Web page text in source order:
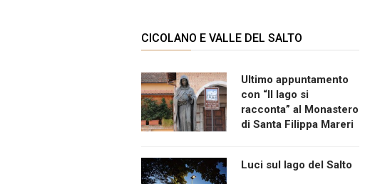
CICOLANO E VALLE DEL SALTO
Ultimo appuntamento
con “Il lago si
racconta” al Monastero
di Santa Filippa Mareri
Luci sul lago del Salto